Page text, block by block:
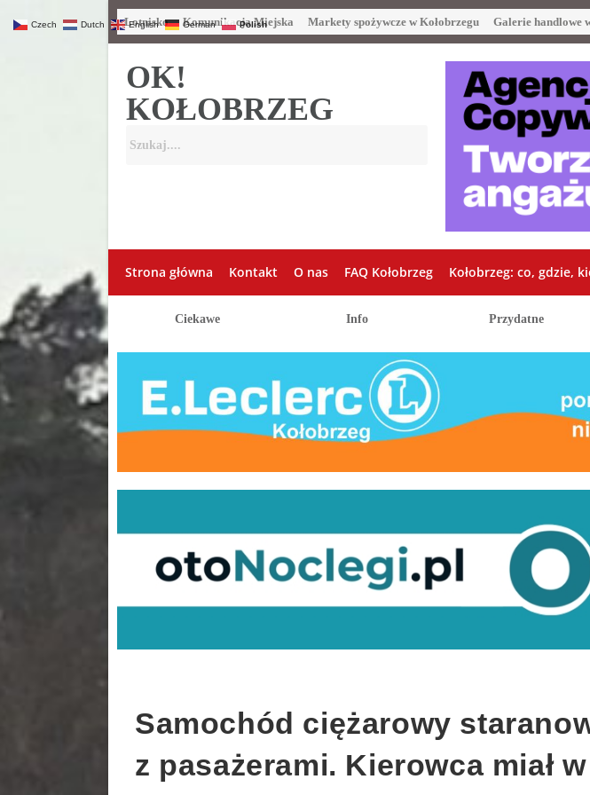
Lotnisko Komunikacja Miejska Markety spożywcze w Kołobrzegu Galerie handlowe
OK!
KOŁOBRZEG
Strona główna Kontakt O nas FAQ Kołobrzeg Kołobrzeg: co, gdzie,
Ciekawe Info Przydatne
Samochód ciężarowy
z pasażerami. Kierowca miał
Czech Dutch English German Polish